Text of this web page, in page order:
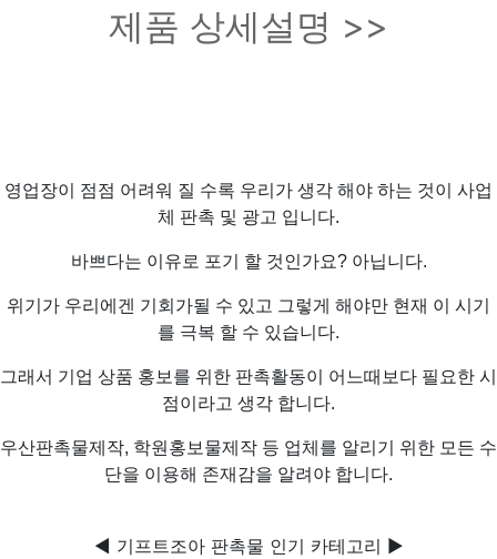
제품 상세설명 >>
영업장이 점점 어려워 질 수록 우리가 생각 해야 하는 것이 사업
체 판촉 및 광고 입니다.
바쁘다는 이유로 포기 할 것인가요? 아닙니다.
위기가 우리에겐 기회가될 수 있고 그렇게 해야만 현재 이 시기
를 극복 할 수 있습니다.
그래서 기업 상품 홍보를 위한 판촉활동이 어느때보다 필요한 시
점이라고 생각 합니다.
우산판촉물제작, 학원홍보물제작 등 업체를 알리기 위한 모든 수
단을 이용해 존재감을 알려야 합니다.
◀ 기프트조아 판촉물 인기 카테고리 ▶